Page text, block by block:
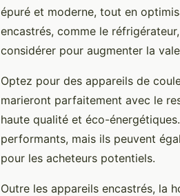
épuré et moderne, tout en
encastrés, comme le
considérer pour augmenter la
Optez pour des appareils de
marieront parfaitement avec le
haute qualité et éco-
performants, mais ils peuvent
pour les acheteurs potentiels.
Outre les appareils encastrés, la